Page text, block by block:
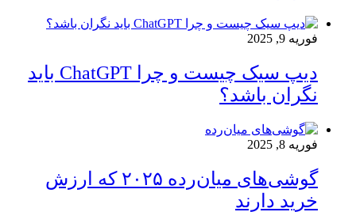
فوریه 9, 2025
دیپ سیک چیست و چرا ChatGPT باید
نگران باشد؟
فوریه 8, 2025
گوشی‌های میان‌رده ۲۰۲۵ که ارزش
خرید دارند